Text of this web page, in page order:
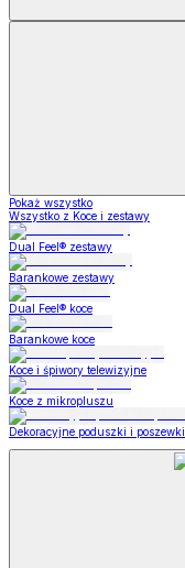
Pokaż wszystko
Wszystko z Koce i zestawy
Dual Feel® zestawy
Barankowe zestawy
Dual Feel® koce
Barankowe koce
Koce i śpiwory telewizyjne
Koce z mikropluszu
Dekoracyjne poduszki i poszewki